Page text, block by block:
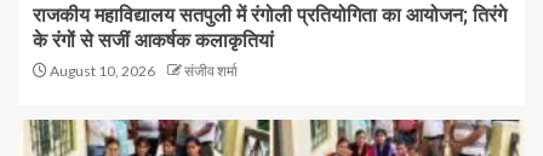
राजकीय महाविद्यालय सतपुली में रंगोली प्रतियोगिता का आयोजन; तिरंगे
के रंगों से सजीं आकर्षक कलाकृतियां
August 10, 2026 संजीव शर्मा